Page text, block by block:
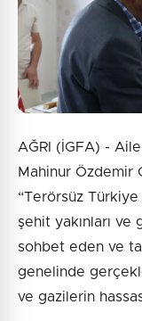
AĞRI (İGFA) -
Mahinur Özdemir
“Terörsüz Türkiye
şehit yakınları
sohbet eden ve
genelinde
ve gazilerin